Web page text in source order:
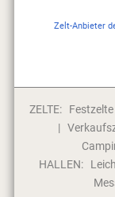
Zelt-Anbieter
ZELTE: Festzelte
|
HALLEN: